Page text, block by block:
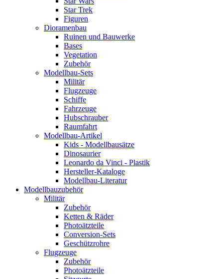
Star Trek
Figuren
Dioramenbau
Ruinen und Bauwerke
Bases
Vegetation
Zubehör
Modellbau-Sets
Militär
Flugzeuge
Schiffe
Fahrzeuge
Hubschrauber
Raumfahrt
Modellbau-Artikel
Kids - Modellbausätze
Dinosaurier
Leonardo da Vinci - Plastik
Hersteller-Kataloge
Modellbau-Literatur
Modellbauzubehör
Militär
Zubehör
Ketten & Räder
Photoätzteile
Conversion-Sets
Geschützrohre
Flugzeuge
Zubehör
Photoätzteile